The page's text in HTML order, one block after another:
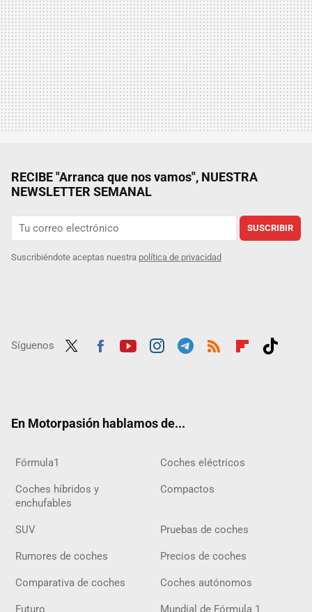
RECIBE "Arranca que nos vamos", NUESTRA
NEWSLETTER SEMANAL
SUSCRIBIR
Suscribiéndote aceptas nuestra política de privacidad
Síguenos
En Motorpasión hablamos de...
Fórmula1 Coches eléctricos
Coches híbridos y
enchufables
Compactos
SUV Pruebas de coches
Rumores de coches Precios de coches
Comparativa de coches Coches autónomos
Futuro Mundial de Fórmula 1